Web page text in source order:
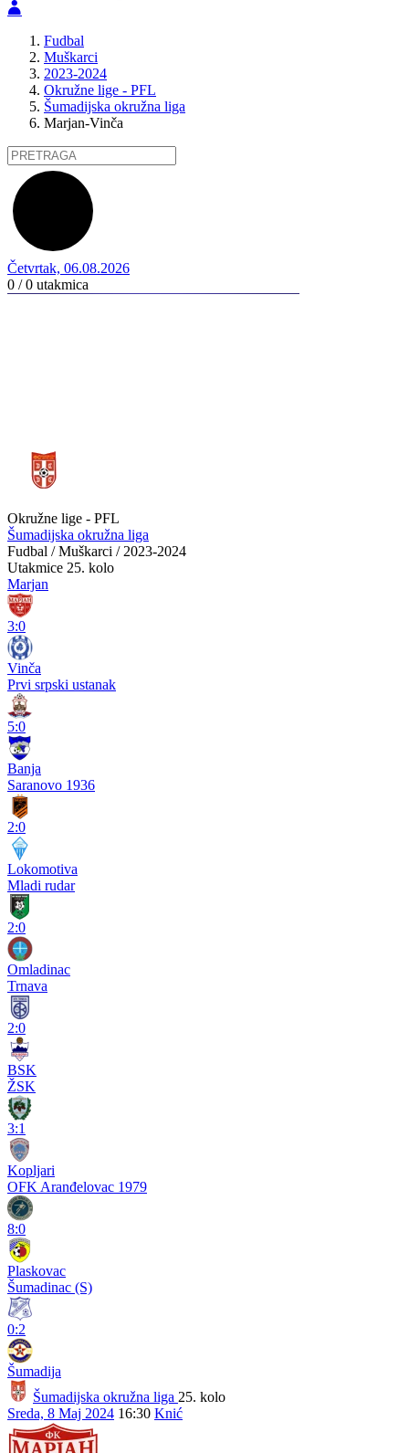
Fudbal
Muškarci
2023-2024
Okružne lige - PFL
Šumadijska okružna liga
Marjan-Vinča
Četvrtak, 06.08.2026
0 / 0 utakmica
Okružne lige - PFL
Šumadijska okružna liga
Fudbal / Muškarci / 2023-2024
Utakmice 25. kolo
Marjan
3:0
Vinča
Prvi srpski ustanak
5:0
Banja
Saranovo 1936
2:0
Lokomotiva
Mladi rudar
2:0
Omladinac
Trnava
2:0
BSK
ŽSK
3:1
Kopljari
OFK Aranđelovac 1979
8:0
Plaskovac
Šumadinac (S)
0:2
Šumadija
Šumadijska okružna liga 25. kolo
Sreda, 8 Maj 2024 16:30 Knić